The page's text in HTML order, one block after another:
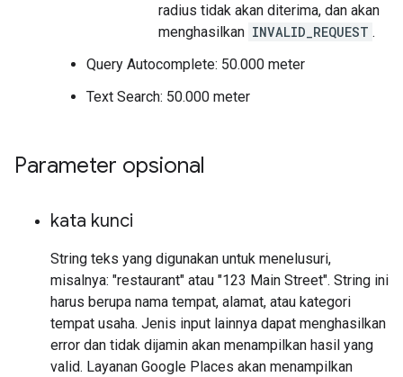
radius tidak akan diterima, dan akan
menghasilkan INVALID_REQUEST .
Query Autocomplete: 50.000 meter
Text Search: 50.000 meter
Parameter opsional
kata kunci
String teks yang digunakan untuk menelusuri,
misalnya: "restaurant" atau "123 Main Street". String ini
harus berupa nama tempat, alamat, atau kategori
tempat usaha. Jenis input lainnya dapat menghasilkan
error dan tidak dijamin akan menampilkan hasil yang
valid. Layanan Google Places akan menampilkan